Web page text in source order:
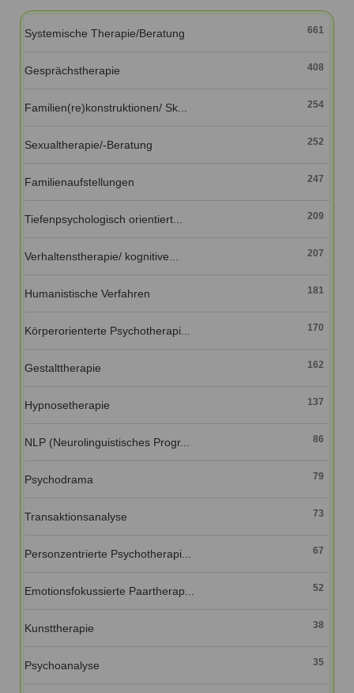
Veranstaltungen
Ausbildungsinstitute
Fortbildungen
Anmelden
Systemische Therapie/Beratung 661
Gesprächstherapie 408
Familien(re)konstruktionen/ Sk... 254
Sexualtherapie/-Beratung 252
Familienaufstellungen 247
Tiefenpsychologisch orientiert... 209
Verhaltenstherapie/ kognitive... 207
Humanistische Verfahren 181
Körperorienterte Psychotherapi... 170
Gestalttherapie 162
Hypnosetherapie 137
NLP (Neurolinguistisches Progr... 86
Psychodrama 79
Transaktionsanalyse 73
Personzentrierte Psychotherapi... 67
Emotionsfokussierte Paartherap... 52
Kunsttherapie 38
Psychoanalyse 35